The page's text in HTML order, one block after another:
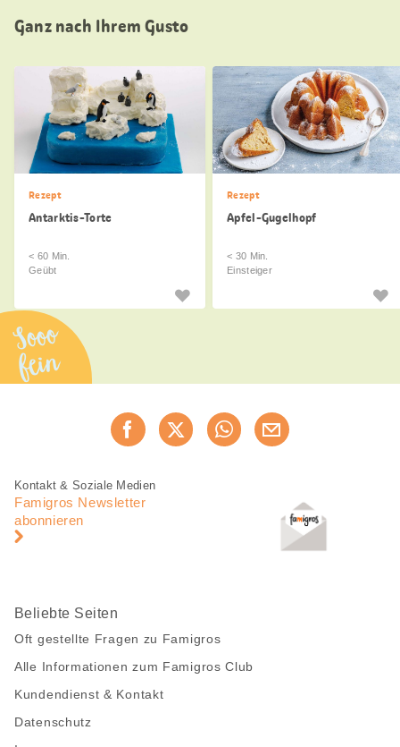
Ganz nach Ihrem Gusto
Rezept
Antarktis-Torte
< 60 Min.
Geübt
Rezept
Apfel-Gugelhopf
< 30 Min.
Einsteiger
Sooo
fein
Jetzt weiterempfehlen
Fusszeile
Fusszeile
Navigation
Kontakt & Soziale Medien
Famigros Newsletter
abonnieren
Beliebte Seiten
Oft gestellte Fragen zu Famigros
Alle Informationen zum Famigros Club
Kundendienst & Kontakt
Datenschutz